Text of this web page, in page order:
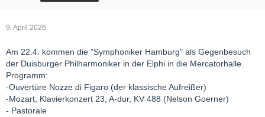
9. April 2026
Am 22.4. kommen die "Symphoniker Hamburg" als Gegenbesuch
der Duisburger Philharmoniker in der Elphi in die Mercatorhalle.
Programm:
-Ouvertüre Nozze di Figaro (der klassische Aufreißer)
-Mozart, Klavierkonzert 23, A-dur, KV 488 (Nelson Goerner)
- Pastorale